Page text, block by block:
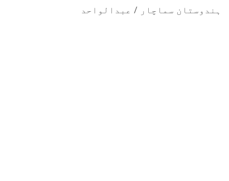
ہندوستان سماچار / عبدالواحد